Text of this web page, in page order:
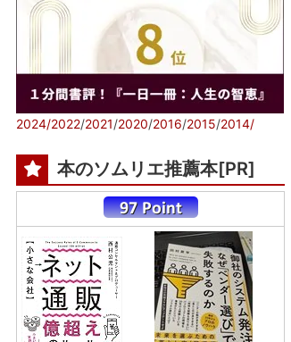
2024/2022/2021/2020/2016/2015/2014/
本のソムリエ推薦本[PR]